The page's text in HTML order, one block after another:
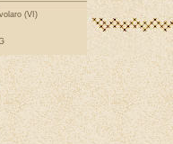
(VI)